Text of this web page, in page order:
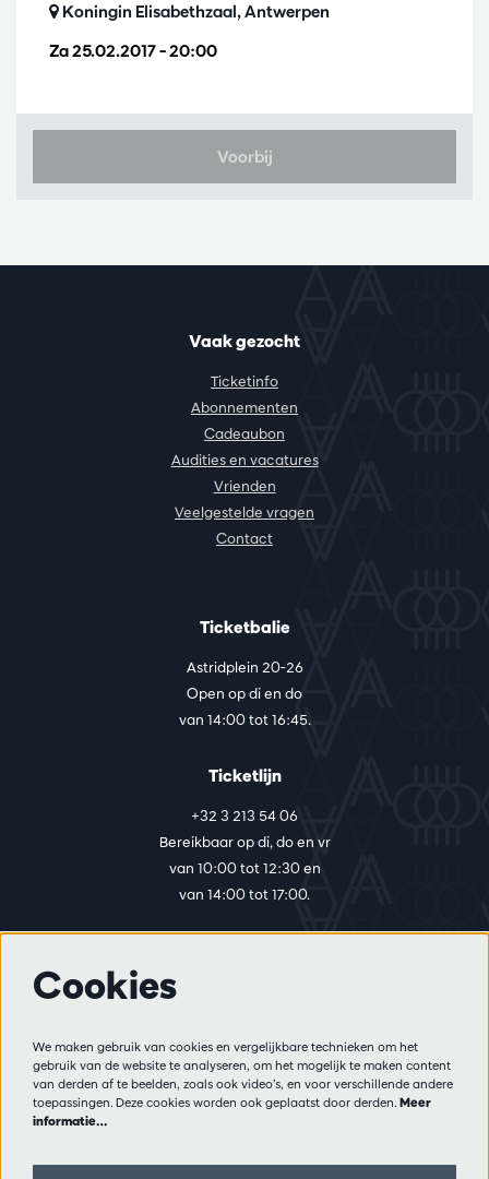
Za 25.02.2017– 20:00
Koningin Elisabethzaal, Antwerpen
Voorbij
Vaak gezocht
Ticketinfo
Abonnementen
Cadeaubon
Audities en vacatures
Vrienden
Veelgestelde vragen
Contact
Ticketbalie
Astridplein 20-26
Open op di en do
van 14:00 tot 16:45.
Ticketlijn
+32 3 213 54 06
Bereikbaar op di, do en vr
van 10:00 tot 12:30 en
van 14:00 tot 17:00.
Privacy
Verkoopsvoorwaarden
Pers
Cookies
We maken gebruik van cookies en vergelijkbare technieken om het
gebruik van de website te analyseren, om het mogelijk te maken content
van derden af te beelden, zoals ook video’s, en voor verschillende andere
toepassingen. Deze cookies worden ook geplaatst door derden. Meer
informatie…